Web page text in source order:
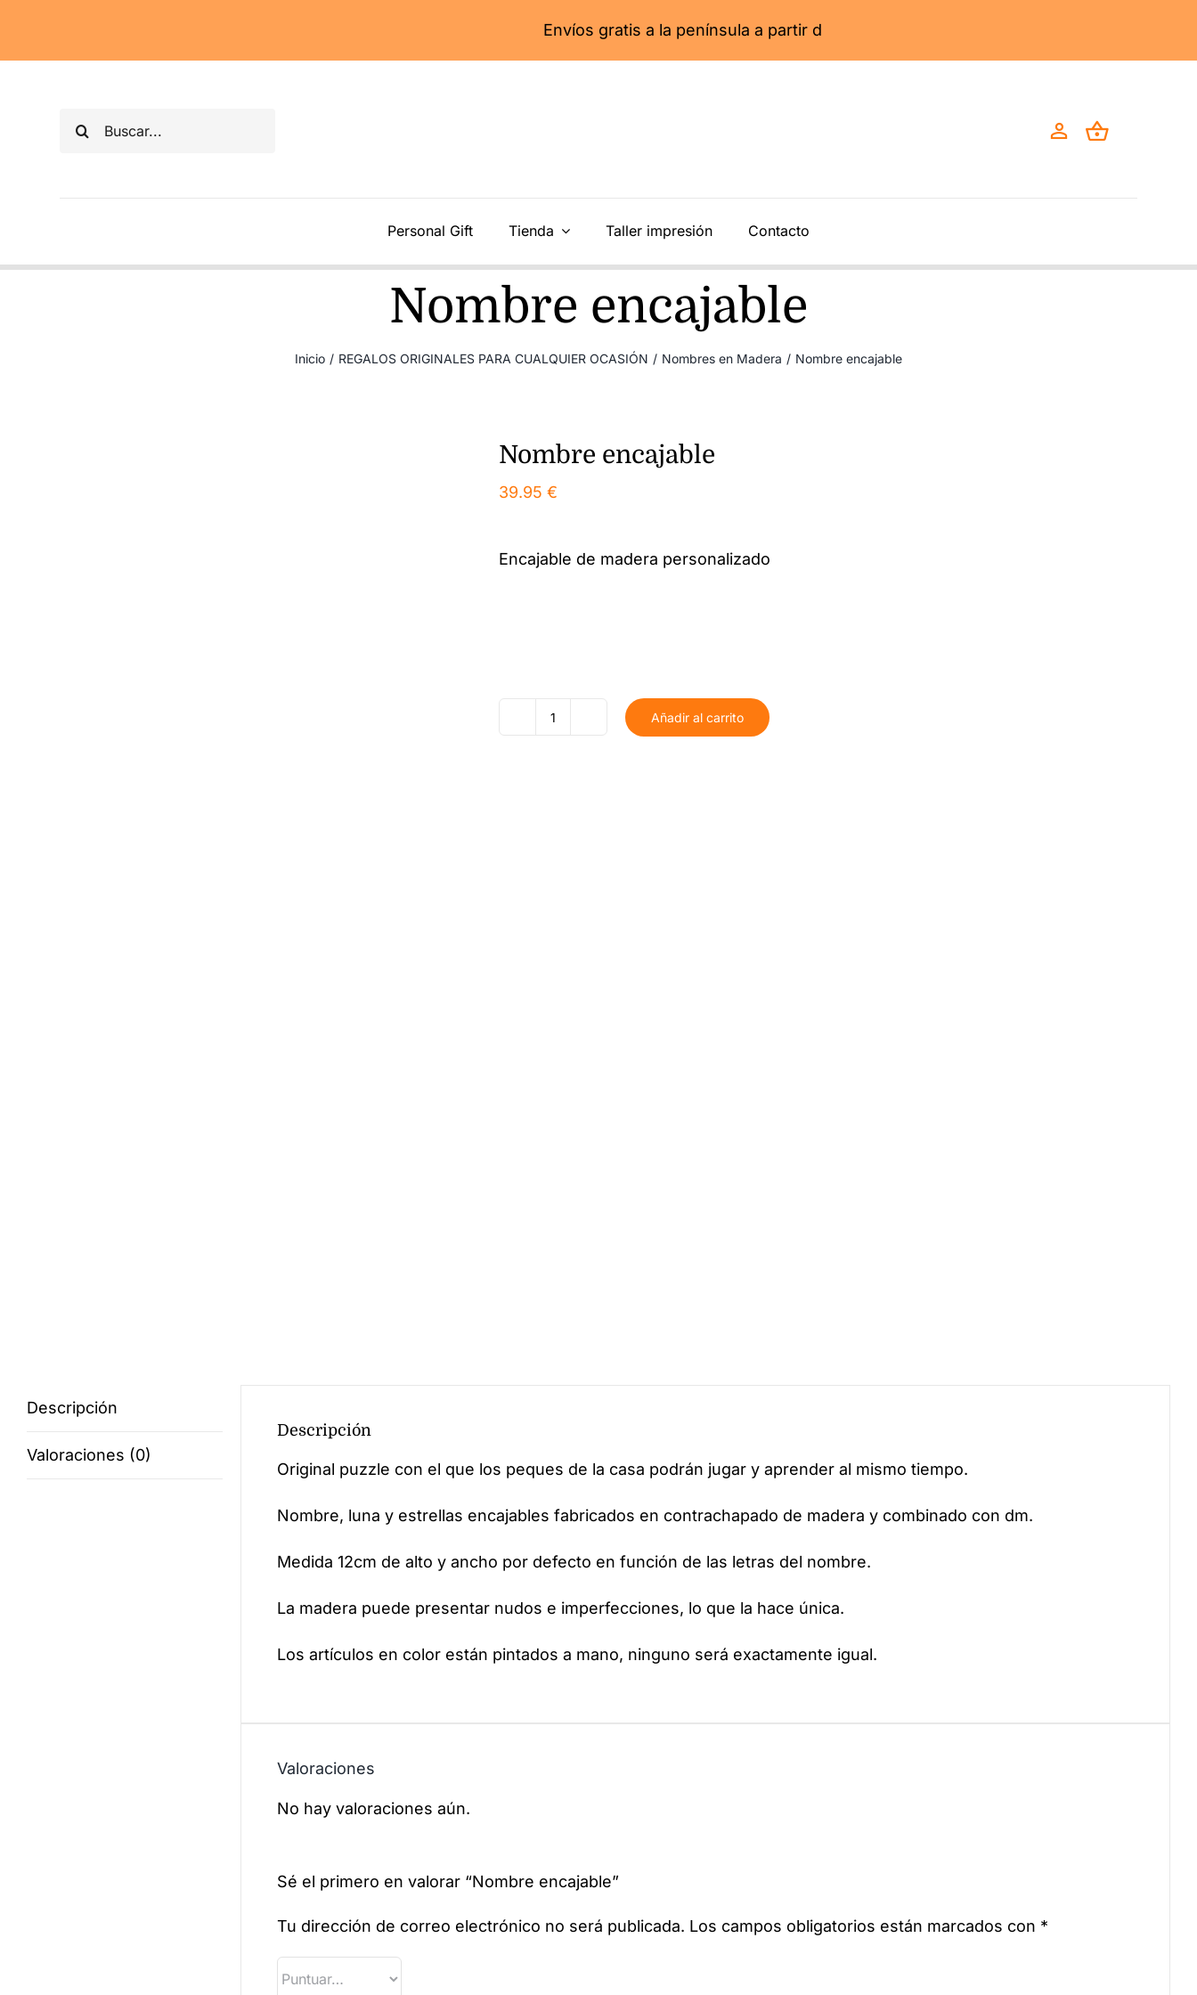
Envíos gratis a la península a partir de 55€
Buscar:
Personal Gift Tienda Taller impresión Contacto
Nombre encajable
Inicio / REGALOS ORIGINALES PARA CUALQUIER OCASIÓN / Nombres en Madera / Nombre encajable
Nombre encajable
39.95 €
Encajable de madera personalizado
Añadir al carrito
Descripción
Valoraciones (0)
Descripción
Original puzzle con el que los peques de la casa podrán jugar y aprender al mismo tiempo.
Nombre, luna y estrellas encajables fabricados en contrachapado de madera y combinado con dm.
Medida 12cm de alto y ancho por defecto en función de las letras del nombre.
La madera puede presentar nudos e imperfecciones, lo que la hace única.
Los artículos en color están pintados a mano, ninguno será exactamente igual.
Valoraciones
No hay valoraciones aún.
Sé el primero en valorar “Nombre encajable”
Tu dirección de correo electrónico no será publicada. Los campos obligatorios están marcados con *